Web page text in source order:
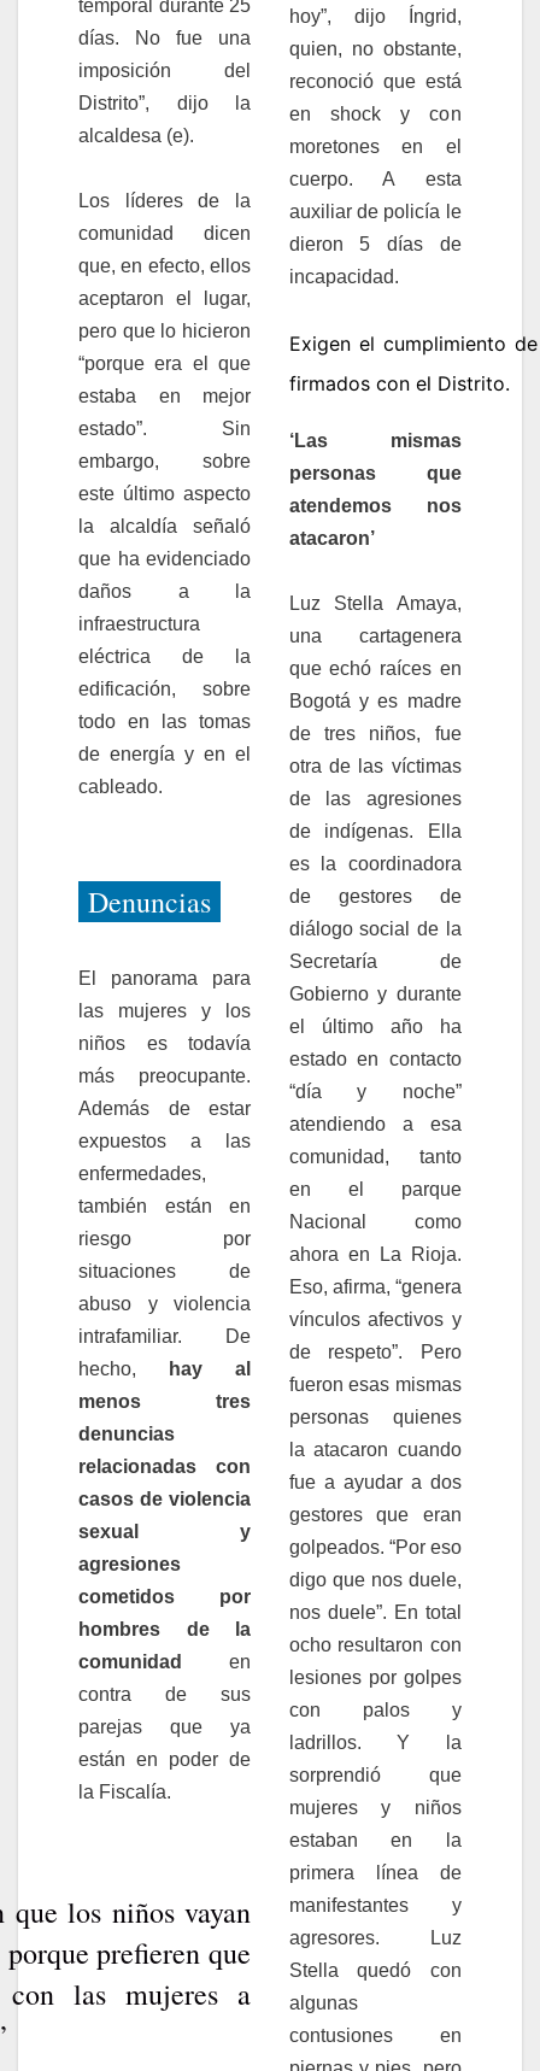
temporal durante 25
días. No fue una
imposición del
Distrito”, dijo la
alcaldesa (e).
Los líderes de la
comunidad dicen
que, en efecto, ellos
aceptaron el lugar,
pero que lo hicieron
“porque era el que
estaba en mejor
estado”. Sin
embargo, sobre
este último aspecto
la alcaldía señaló
que ha evidenciado
daños a la
infraestructura
eléctrica de la
edificación, sobre
todo en las tomas
de energía y en el
cableado.
Denuncias
El panorama para
las mujeres y los
niños es todavía
más preocupante.
Además de estar
expuestos a las
enfermedades,
también están en
riesgo por
situaciones de
abuso y violencia
intrafamiliar. De
hecho, hay al
menos tres
denuncias
relacionadas con
casos de violencia
sexual y
agresiones
cometidos por
hombres de la
comunidad
en
contra de sus
parejas que ya
están en poder de
la Fiscalía.
que los niños vayan
prefieren que
con las mujeres a
hoy”, dijo Íngrid,
quien, no obstante,
reconoció que está
en shock y con
moretones en el
cuerpo. A esta
auxiliar de policía le
dieron 5 días de
incapacidad.
Exigen el cumplimiento
firmados con el Distrito.
‘Las mismas
personas que
atendemos nos
atacaron’
Luz Stella Amaya,
una cartagenera
que echó raíces en
Bogotá y es madre
de tres niños, fue
otra de las víctimas
de las agresiones
de indígenas. Ella
es la coordinadora
de gestores de
diálogo social de la
Secretaría de
Gobierno y durante
el último año ha
estado en contacto
“día y noche”
atendiendo a esa
comunidad, tanto
en el parque
Nacional como
ahora en La Rioja.
Eso, afirma, “genera
vínculos afectivos y
de respeto”. Pero
fueron esas mismas
personas quienes
la atacaron cuando
fue a ayudar a dos
gestores que eran
golpeados. “Por eso
digo que nos duele,
nos duele”. En total
ocho resultaron con
lesiones por golpes
con palos y
ladrillos. Y la
sorprendió que
mujeres y niños
estaban en la
primera línea de
manifestantes y
agresores. Luz
Stella quedó con
algunas
contusiones en